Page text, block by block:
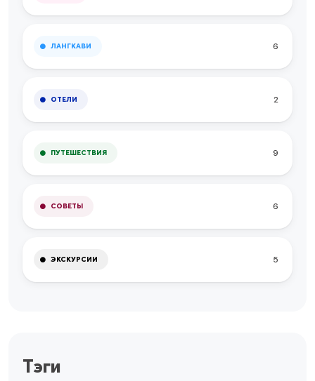
ЛАНГКАВИ 6
ОТЕЛИ 2
ПУТЕШЕСТВИЯ 9
СОВЕТЫ 6
ЭКСКУРСИИ 5
Тэги